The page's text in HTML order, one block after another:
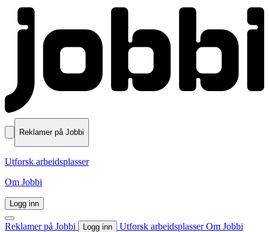
Reklamer på Jobbi
Utforsk arbeidsplasser
Om Jobbi
Logg inn
Reklamer på Jobbi Logg inn Utforsk arbeidsplasserOm Jobbi